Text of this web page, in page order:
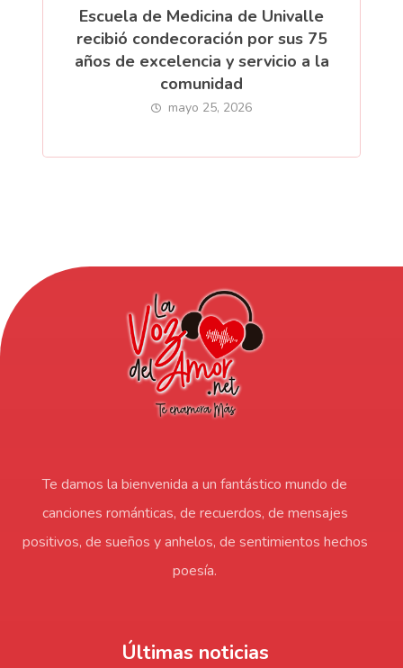
Escuela de Medicina de Univalle
recibió condecoración por sus 75
años de excelencia y servicio a la
comunidad
mayo 25, 2026
Te damos la bienvenida a un fantástico mundo de
canciones románticas, de recuerdos, de mensajes
positivos, de sueños y anhelos, de sentimientos hechos
poesía.
Últimas noticias